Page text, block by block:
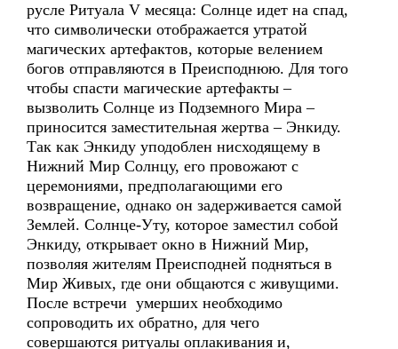
русле Ритуала V месяца: Солнце идет на спад,
что символически отображается утратой
магических артефактов, которые велением
богов отправляются в Преисподнюю. Для того
чтобы спасти магические артефакты –
вызволить Солнце из Подземного Мира –
приносится заместительная жертва – Энкиду.
Так как Энкиду уподоблен нисходящему в
Нижний Мир Солнцу, его провожают с
церемониями, предполагающими его
возвращение, однако он задерживается самой
Землей. Солнце-Уту, которое заместил собой
Энкиду, открывает окно в Нижний Мир,
позволяя жителям Преисподней подняться в
Мир Живых, где они общаются с живущими.
После встречи умерших необходимо
сопроводить их обратно, для чего
совершаются ритуалы оплакивания и,